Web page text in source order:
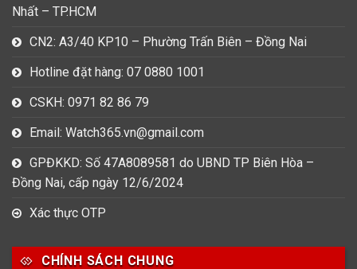
Nhất – TP.HCM
CN2: A3/40 KP10 – Phường Trấn Biên – Đồng Nai
Hotline đặt hàng: 07 0880 1001
CSKH: 0971 82 86 79
Email: Watch365.vn@gmail.com
GPĐKKD: Số 47A8089581 do UBND TP Biên Hòa –
Đồng Nai, cấp ngày 12/6/2024
Xác thực OTP
CHÍNH SÁCH CHUNG